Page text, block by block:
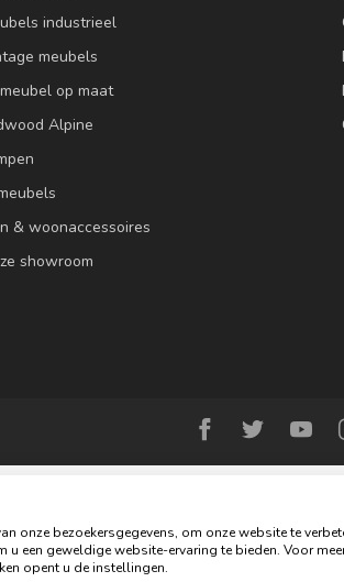
industrieel
meubels
op maat
Alpine
& woonaccessoires
showroom
© Copyright 2026 Oldwood de
onze bezoekersgegevens, om onze website te
u een geweldige website-ervaring te bieden. Voor
opent u de instellingen.